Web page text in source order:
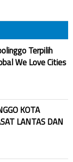
Terpilih
We Love Cities
KOTA
LANTAS DAN